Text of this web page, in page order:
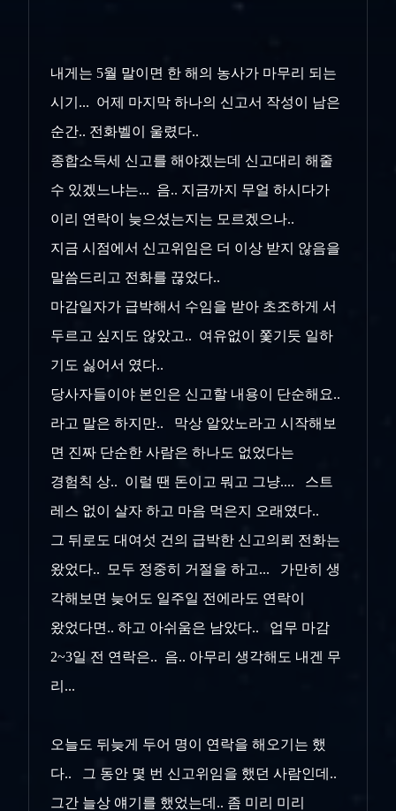
내게는 5월 말이면 한 해의 농사가 마무리 되는
시기... 어제 마지막 하나의 신고서 작성이 남은
순간.. 전화벨이 울렸다..
종합소득세 신고를 해야겠는데 신고대리 해줄
수 있겠느냐는... 음.. 지금까지 무얼 하시다가
이리 연락이 늦으셨는지는 모르겠으나..
지금 시점에서 신고위임은 더 이상 받지 않음을
말씀드리고 전화를 끊었다..
마감일자가 급박해서 수임을 받아 초조하게 서
두르고 싶지도 않았고.. 여유없이 쫓기듯 일하
기도 싫어서 였다..
당사자들이야 본인은 신고할 내용이 단순해요..
라고 말은 하지만.. 막상 알았노라고 시작해보
면 진짜 단순한 사람은 하나도 없었다는
경험칙 상.. 이럴 땐 돈이고 뭐고 그냥.... 스트
레스 없이 살자 하고 마음 먹은지 오래였다..
그 뒤로도 대여섯 건의 급박한 신고의뢰 전화는
왔었다.. 모두 정중히 거절을 하고... 가만히 생
각해보면 늦어도 일주일 전에라도 연락이
왔었다면.. 하고 아쉬움은 남았다.. 업무 마감
2~3일 전 연락은.. 음.. 아무리 생각해도 내겐 무
리...
오늘도 뒤늦게 두어 명이 연락을 해오기는 했
다.. 그 동안 몇 번 신고위임을 했던 사람인데..
그간 늘상 얘기를 했었는데.. 좀 미리 미리